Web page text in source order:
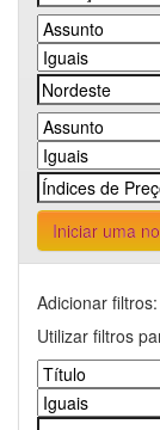
Iniciar uma
Adicionar filtros:
Utilizar filtros